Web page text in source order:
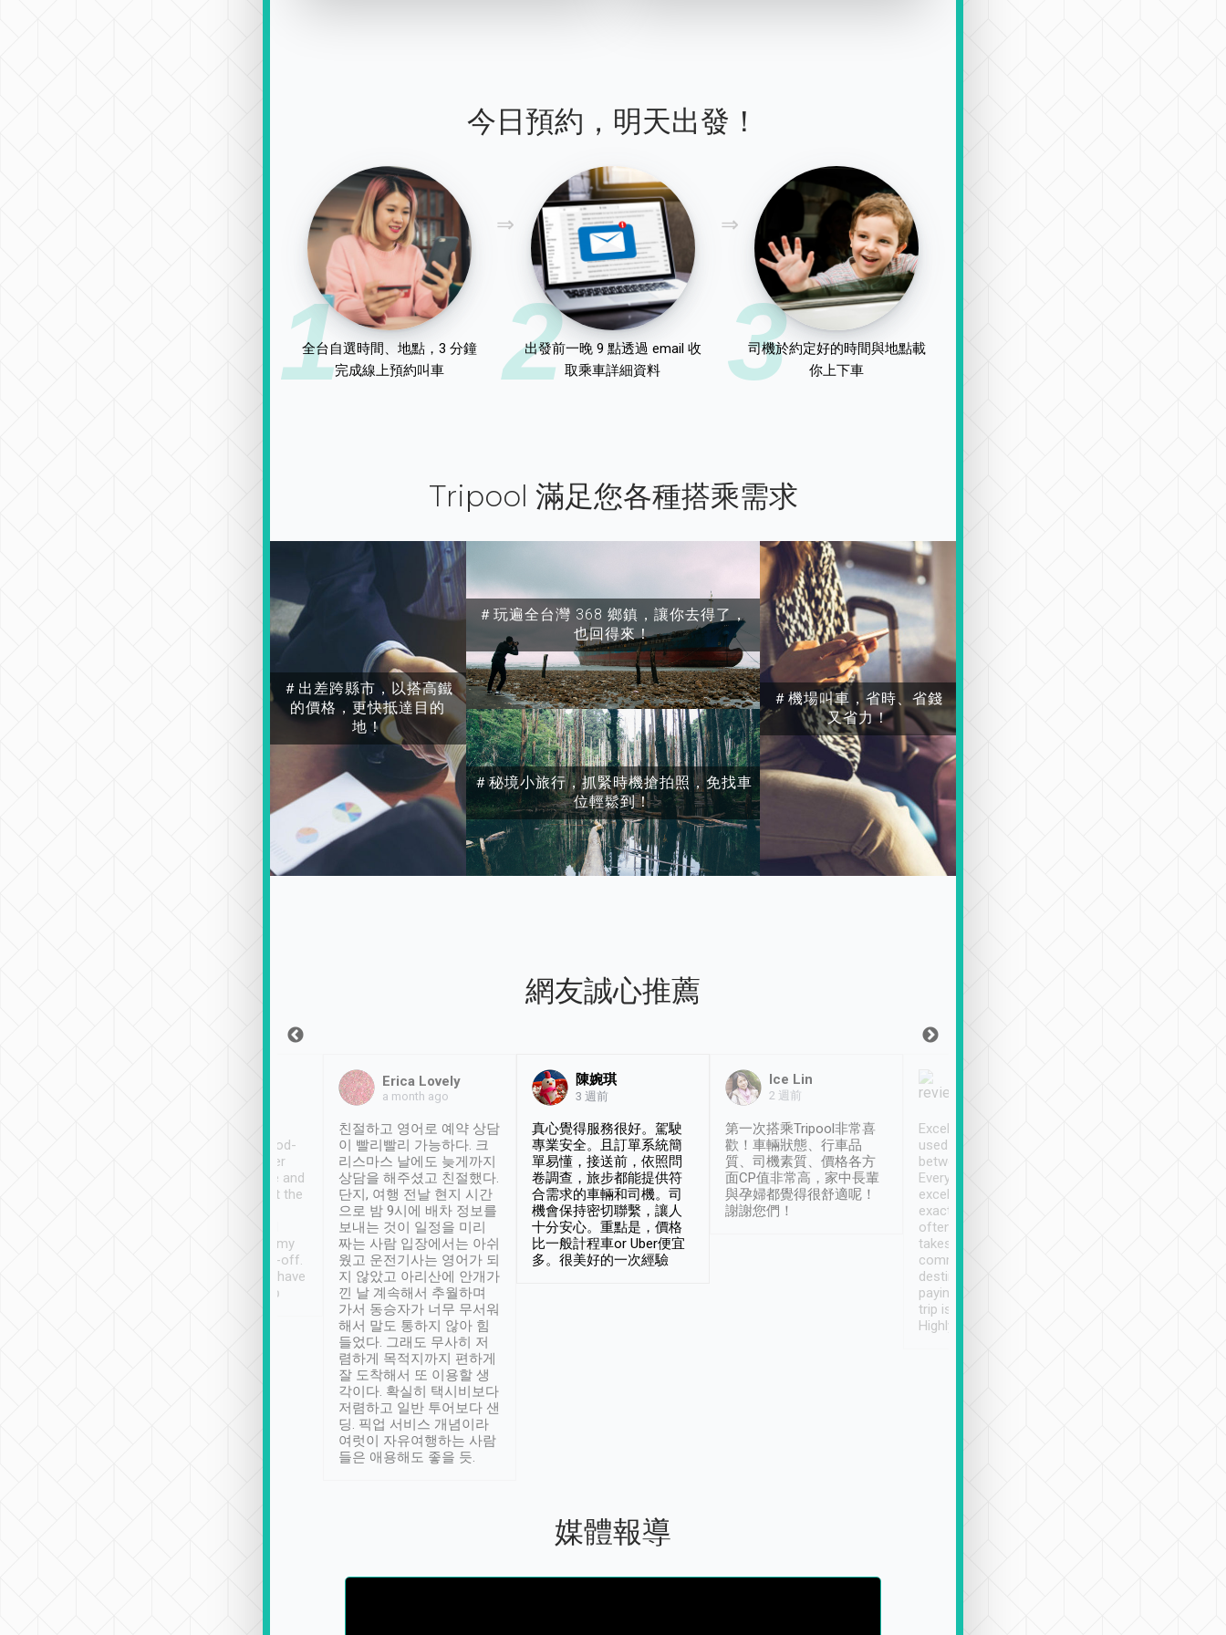
今日預約，明天出發！
1
全台自選時間、地點，3 分鐘
完成線上預約叫車
2
出發前一晚 9 點透過 email 收
取乘車詳細資料
3
司機於約定好的時間與地點載
你上下車
Tripool 滿足您各種搭乘需求
＃出差跨縣市，以搭高鐵
的價格，更快抵達目的
地！
＃玩遍全台灣 368 鄉鎮，讓你去得了，
也回得來！
＃秘境小旅行，抓緊時機搶拍照，免找車
位輕鬆到！
＃機場叫車，省時、省錢
又省力！
網友誠心推薦
service, vehicles in good-
condition and the driver
service was awesome and
thoughtful. Driver went the
have safely arrived at my
destination after drop-off.
Definitely something I have
not seen elsewhere 👍
Erica Lovely
a month ago
친절하고 영어로 예약 상담
이 빨리빨리 가능하다. 크
리스마스 날에도 늦게까지
상담을 해주셨고 친절했다.
단지, 여행 전날 현지 시간
으로 밤 9시에 배차 정보를
보내는 것이 일정을 미리
짜는 사람 입장에서는 아쉬
웠고 운전기사는 영어가 되
지 않았고 아리산에 안개가
낀 날 계속해서 추월하며
가서 동승자가 너무 무서워
해서 말도 통하지 않아 힘
들었다. 그래도 무사히 저
렴하게 목적지까지 편하게
잘 도착해서 또 이용할 생
각이다. 확실히 택시비보다
저렴하고 일반 투어보다 샌
딩. 픽업 서비스 개념이라
여럿이 자유여행하는 사람
들은 애용해도 좋을 듯.
陳婉琪
3 週前
真心覺得服務很好。駕駛
專業安全。且訂單系統簡
單易懂，接送前，依照問
卷調查，旅步都能提供符
合需求的車輛和司機。司
機會保持密切聯繫，讓人
十分安心。重點是，價格
比一般計程車or Uber便宜
多。很美好的一次經驗
Ice Lin
2 週前
第一次搭乘Tripool非常喜
歡！車輛狀態、行車品
質、司機素質、價格各方
面CP值非常高，家中長輩
與孕婦都覺得很舒適呢！
謝謝您們！
Excellent service. We have
used Tripool to travel
between cities in Taiwan.
Every driver has been
excellent and arrives
exactly on time. As there is
often limited English it
takes the difficulty out of
communicating the
destination details and
paying online prior to the
trip is very convenient.
Highly recommended
媒體報導